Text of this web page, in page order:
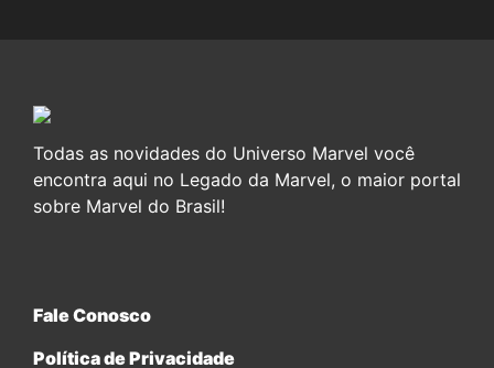
Todas as novidades do Universo Marvel você
encontra aqui no Legado da Marvel, o maior portal
sobre Marvel do Brasil!
Fale Conosco
Política de Privacidade